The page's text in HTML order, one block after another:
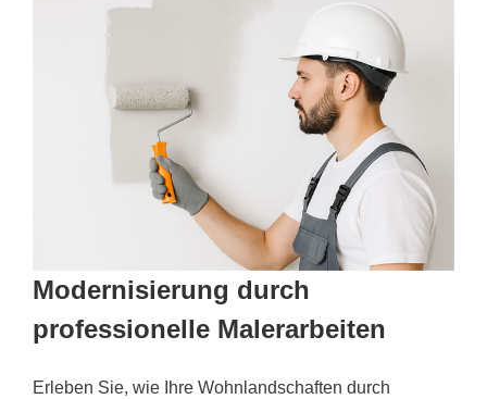
Modernisierung durch
professionelle Malerarbeiten
Erleben Sie, wie Ihre Wohnlandschaften durch